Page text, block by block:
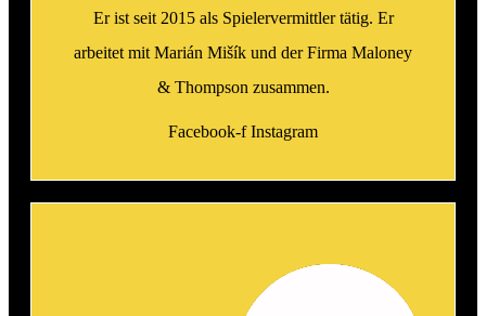
Er ist seit 2015 als Spielervermittler tätig. Er
arbeitet mit Marián Mišík und der Firma Maloney
& Thompson zusammen.
Facebook-f Instagram